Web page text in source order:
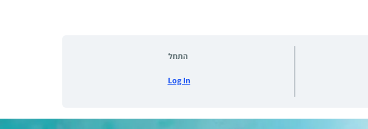
התחל
Log In